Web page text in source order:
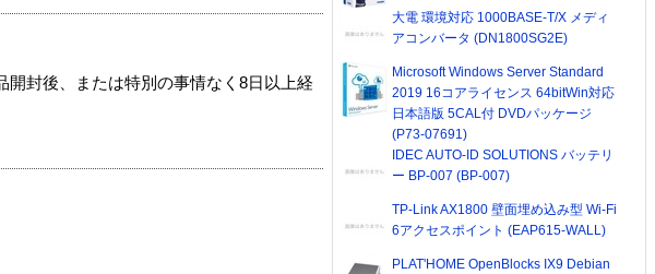
封後、または特別の事情なく8日以上経
大電 環境対応 1000BASE-T/X メディ
アコンバータ (DN1800SG2E)
Microsoft Windows Server Standard
2019 16コアライセンス 64bitWin対応
日本語版 5CAL付 DVDパッケージ
(P73-07691)
IDEC AUTO-ID SOLUTIONS バッテリ
ー BP-007 (BP-007)
TP-Link AX1800 壁面埋め込み型 Wi-Fi
6アクセスポイント (EAP615-WALL)
PLAT'HOME OpenBlocks IX9 Debian